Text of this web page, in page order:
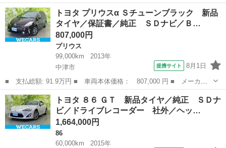
ー名： トヨタ ■ 車種名： ＲＡＶ４ ■ グレード名： アドベン
チャー 純正ナビ（ＵＳＢ／ＢＴ） フルセグ 全方位 ＥＴＣ 純
正ドラレ...
大分 中津市 RAV4
トヨタ プリウスα Ｓチューンブラック 新品
タイヤ／保証書／純正 ＳＤナビ／Ｂ…
807,000円
プリウス
99,000km
2013年
中津市
提携サイト 8月1日
■ 支払総額: 91.9万円 ■ 車両本体価格： 807,000 円 ■ メーカー
名： トヨタ ■ 車種名： プリウスα ■ グレード名： Ｓチューン
ブラック 新品タイヤ／保証書／純正 ＳＤナビ／Ｂｌｕｅｔｏｏｔ
ｈ接続／Ｅ...
大分 中津市 プリウス
トヨタ ８６ ＧＴ 新品タイヤ／純正 ＳＤナ
ビ／ドライブレコーダー 社外／ヘッ…
1,664,000円
86
60,000km
2015年